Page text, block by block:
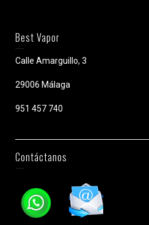
Best Vapor
Calle Amarguillo, 3
29006 Málaga
951 457 740
Contáctanos